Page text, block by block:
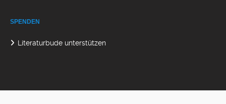
SPENDEN
Literaturbude unterstützen